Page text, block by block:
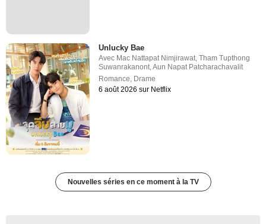
Unlucky Bae
Avec Mac Nattapat Nimjirawat ,Tham Tupthong
Suwanrakanont ,Aun Napat Patcharachavalit
Romance Drame
6 août 2026 sur Netflix
Nouvelles séries en ce moment à la TV